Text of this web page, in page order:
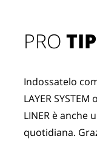
PRO
Indossatelo
LAYER
LINER è anche
quotidiana.